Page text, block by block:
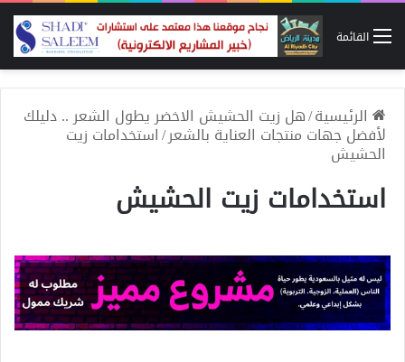
القائمة
الرئيسية/هل زيت الحشيش الاخضر يطول الشعر .. دليلك
لأفضل جهات منتجات العناية بالشعر/استخدامات زيت
الحشيش
استخدامات زيت الحشيش